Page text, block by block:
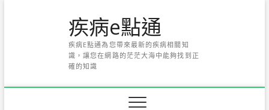
疾病e點通
疾病E點通為您帶來最新的疾病相關知
識，讓您在網路的茫茫大海中能夠找到正
確的知識